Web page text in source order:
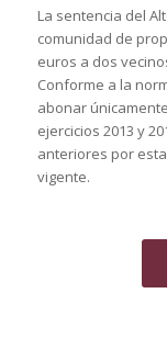
La sentencia del
comunidad de
euros a dos
Conforme a la
abonar
ejercicios 2013 y
anteriores por
vigente.